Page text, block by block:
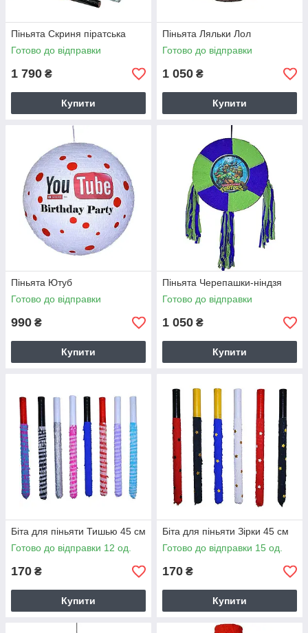
Піньята Скриня піратська
Готово до відправки
1 790 ₴
Купити
Піньята Ляльки Лол
Готово до відправки
1 050 ₴
Купити
Піньята Ютуб
Готово до відправки
990 ₴
Купити
Піньята Черепашки-ніндзя
Готово до відправки
1 050 ₴
Купити
Біта для піньяти Тишью 45 см
Готово до відправки 12 од.
170 ₴
Купити
Біта для піньяти Зірки 45 см
Готово до відправки 15 од.
170 ₴
Купити